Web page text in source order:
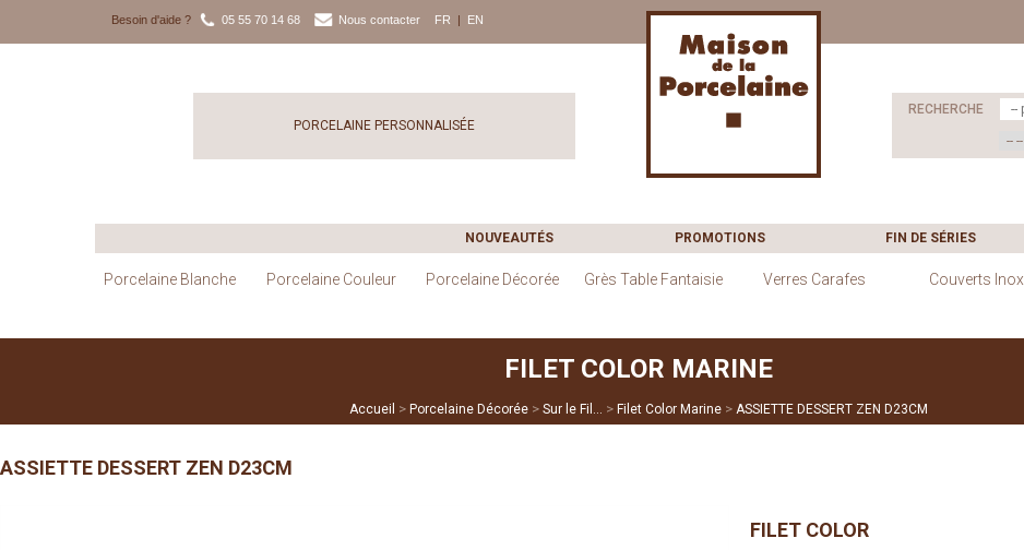
Besoin d'aide ? 05 55 70 14 68 Nous contacter FR | EN
RECHERCHE
PORCELAINE PERSONNALISÉE
NOUVEAUTÉS PROMOTIONS FIN DE SÉRIES
Porcelaine Blanche Porcelaine Couleur Porcelaine Décorée Grès Table Fantaisie Verres Carafes Couverts Inox
FILET COLOR MARINE
Accueil > Porcelaine Décorée > Sur le Fil... > Filet Color Marine > ASSIETTE DESSERT ZEN D23CM
ASSIETTE DESSERT ZEN D23CM
FILET COLOR